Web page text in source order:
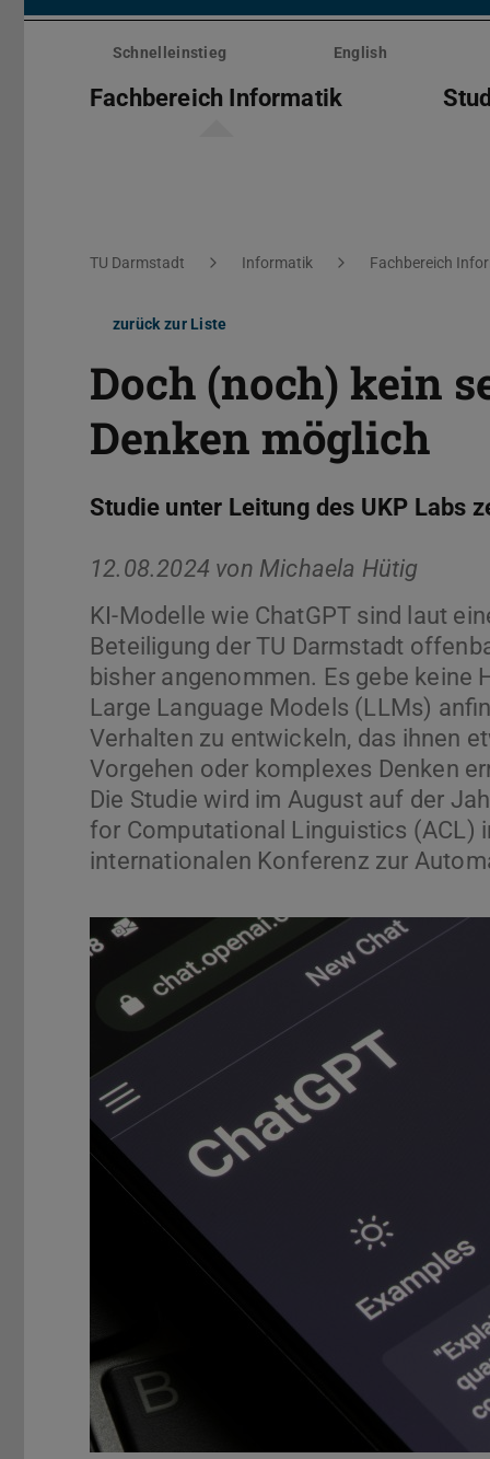
Menü
überspringenSchnelleinstieg English
Fachbereich Informatik
Sie befinden sich hier:
TU Darmstadt Informatik Fachbereich
zurück zur Liste
Doch (noch) kein
Denken möglich
Studie unter Leitung des UKP Labs
12.08.2024 von Michaela Hütig
KI-Modelle wie ChatGPT sind laut
Beteiligung der TU Darmstadt
bisher angenommen. Es gebe keine
Large Language Models (LLMs)
Verhalten zu entwickeln, das ihnen
Vorgehen oder komplexes Denken
Die Studie wird im August auf der
for Computational Linguistics (ACL)
internationalen Konferenz zur